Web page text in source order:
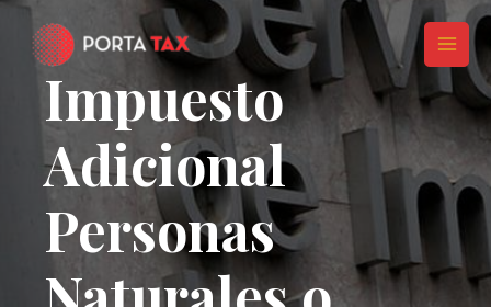
contenidoImpuesto
Adicional
Personas